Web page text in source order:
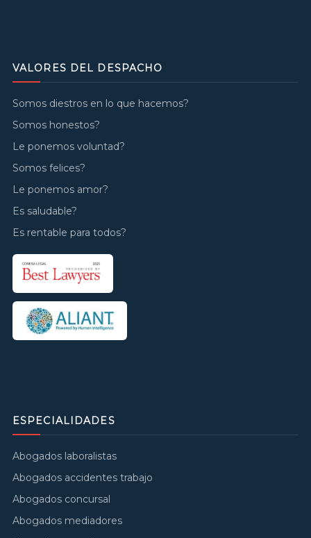
VALORES DEL DESPACHO
Somos diestros en lo que hacemos?
Somos honestos?
Le ponemos voluntad?
Somos felices?
Le ponemos amor?
Es saludable?
Es rentable para todos?
ESPECIALIDADES
Abogados laboralistas
Abogados accidentes trabajo
Abogados concursal
Abogados mediadores